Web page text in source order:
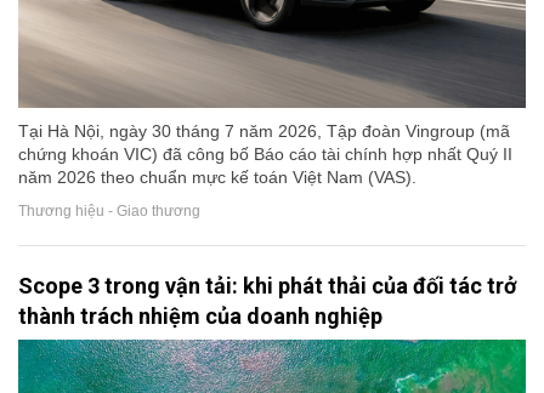
Tại Hà Nội, ngày 30 tháng 7 năm 2026, Tập đoàn Vingroup (mã
chứng khoán VIC) đã công bố Báo cáo tài chính hợp nhất Quý II
năm 2026 theo chuẩn mực kế toán Việt Nam (VAS).
Thương hiệu - Giao thương
Scope 3 trong vận tải: khi phát thải của đối tác trở
thành trách nhiệm của doanh nghiệp